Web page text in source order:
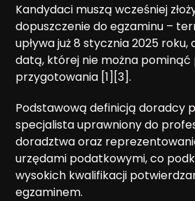
Kandydaci muszą wcześniej
dopuszczenie do egzaminu –
upływa już 8 stycznia 2025
datą, której nie można
przygotowania [1][3].
Podstawową definicją doradcy
specjalista uprawniony do
doradztwa oraz
urzędami podatkowymi, co
wysokich kwalifikacji
egzaminem.